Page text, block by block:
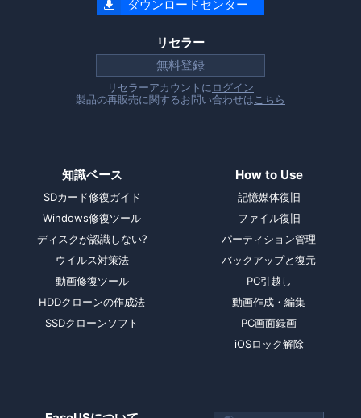
 ダウンロードセンター
リセラー
無料登録
リセラーアカウントにログイン
製品の再販売に関するお問い合わせはこちら
知識ベース
SDカード修復ガイド
Windows修復ツール
ディスクが認識しない?
ウイルス対策法
動画修復ツール
HDDクローンの作成法
SSDクローンソフト
How to Use
記憶媒体復旧
ファイル復旧
パーティション管理
バックアップと復元
PC引越し
動画作成・編集
PC画面録画
iOSロック解除